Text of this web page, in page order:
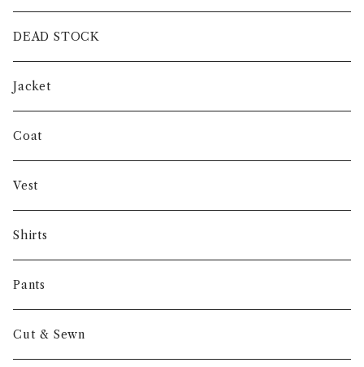
intch.
SHUREN
INVERTERE
Gambert
NORIEI
Other
DEAD STOCK
Jacket
Coat
Vest
Shirts
Pants
Cut & Sewn